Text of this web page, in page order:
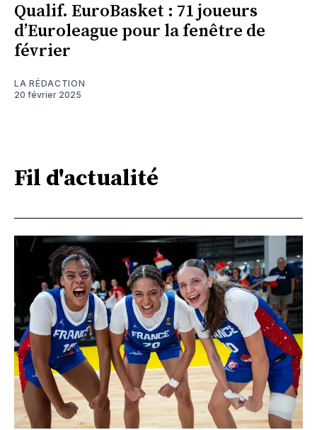
Qualif. EuroBasket : 71 joueurs
d’Euroleague pour la fenêtre de
février
LA RÉDACTION
20 février 2025
Fil d'actualité